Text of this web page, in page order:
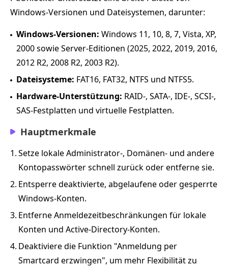
Windows-Versionen und Dateisystemen, darunter:
Windows-Versionen: Windows 11, 10, 8, 7, Vista, XP,
2000 sowie Server-Editionen (2025, 2022, 2019, 2016,
2012 R2, 2008 R2, 2003 R2).
Dateisysteme: FAT16, FAT32, NTFS und NTFS5.
Hardware-Unterstützung: RAID-, SATA-, IDE-, SCSI-,
SAS-Festplatten und virtuelle Festplatten.
Hauptmerkmale
1.Setze lokale Administrator-, Domänen- und andere
Kontopasswörter schnell zurück oder entferne sie.
2. Entsperre deaktivierte, abgelaufene oder gesperrte
Windows-Konten.
3. Entferne Anmeldezeitbeschränkungen für lokale
Konten und Active-Directory-Konten.
4. Deaktiviere die Funktion "Anmeldung per
Smartcard erzwingen", um mehr Flexibilität zu